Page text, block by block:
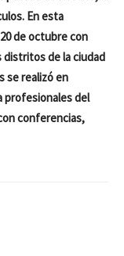
En esta
de octubre con
de la ciudad
se realizó en
profesionales del
conferencias,